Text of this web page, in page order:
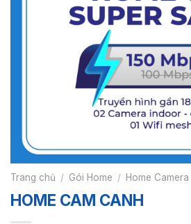
Trang chủ / Gói Home / Home Camera
HOME CAM CANH